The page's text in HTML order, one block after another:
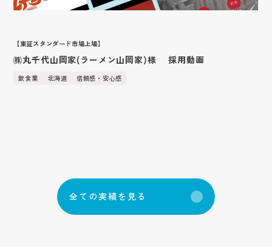
【東証スタンダード市場上場】
㈱丸千代山岡家(ラーメン山岡家)様 採用動画
飲食業 北海道 信頼感・安心感
全 て の実績を 見 る